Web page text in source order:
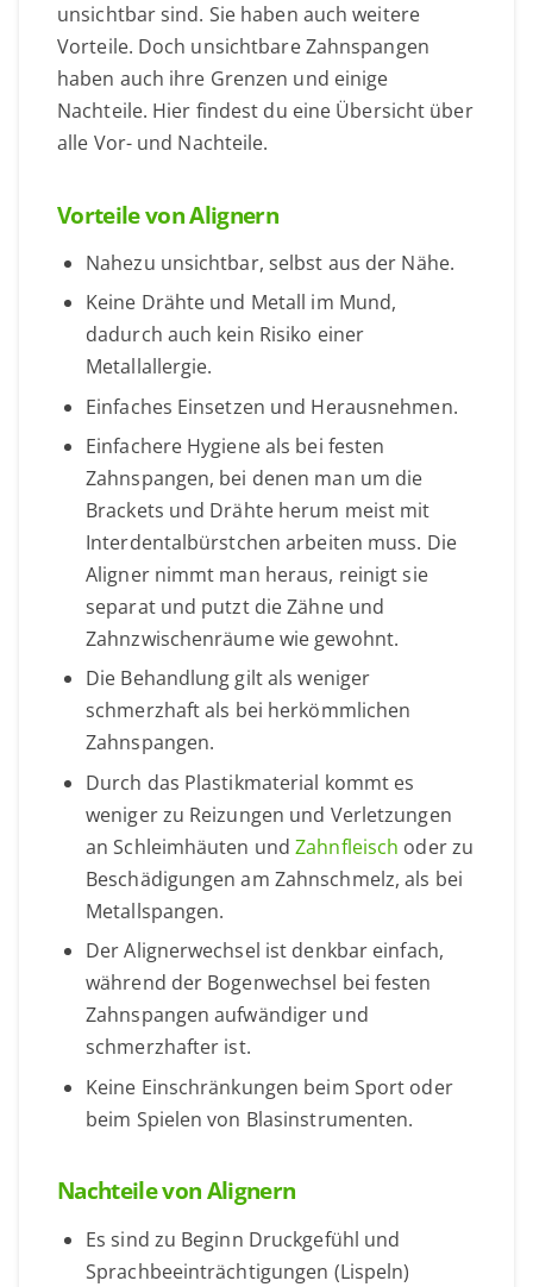
unsichtbar sind. Sie haben auch weitere
Vorteile. Doch unsichtbare Zahnspangen
haben auch ihre Grenzen und einige
Nachteile. Hier findest du eine Übersicht über
alle Vor- und Nachteile.
Vorteile von Alignern
Nahezu unsichtbar, selbst aus der Nähe.
Keine Drähte und Metall im Mund,
dadurch auch kein Risiko einer
Metallallergie.
Einfaches Einsetzen und Herausnehmen.
Einfachere Hygiene als bei festen
Zahnspangen, bei denen man um die
Brackets und Drähte herum meist mit
Interdentalbürstchen arbeiten muss. Die
Aligner nimmt man heraus, reinigt sie
separat und putzt die Zähne und
Zahnzwischenräume wie gewohnt.
Die Behandlung gilt als weniger
schmerzhaft als bei herkömmlichen
Zahnspangen.
Durch das Plastikmaterial kommt es
weniger zu Reizungen und Verletzungen
an Schleimhäuten undZahnfleisch oder zu
Beschädigungen am Zahnschmelz, als bei
Metallspangen.
Der Alignerwechsel ist denkbar einfach,
während der Bogenwechsel bei festen
Zahnspangen aufwändiger und
schmerzhafter ist.
Keine Einschränkungen beim Sport oder
beim Spielen von Blasinstrumenten.
Nachteile von Alignern
Es sind zu Beginn Druckgefühl und
Sprachbeeinträchtigungen (Lispeln)